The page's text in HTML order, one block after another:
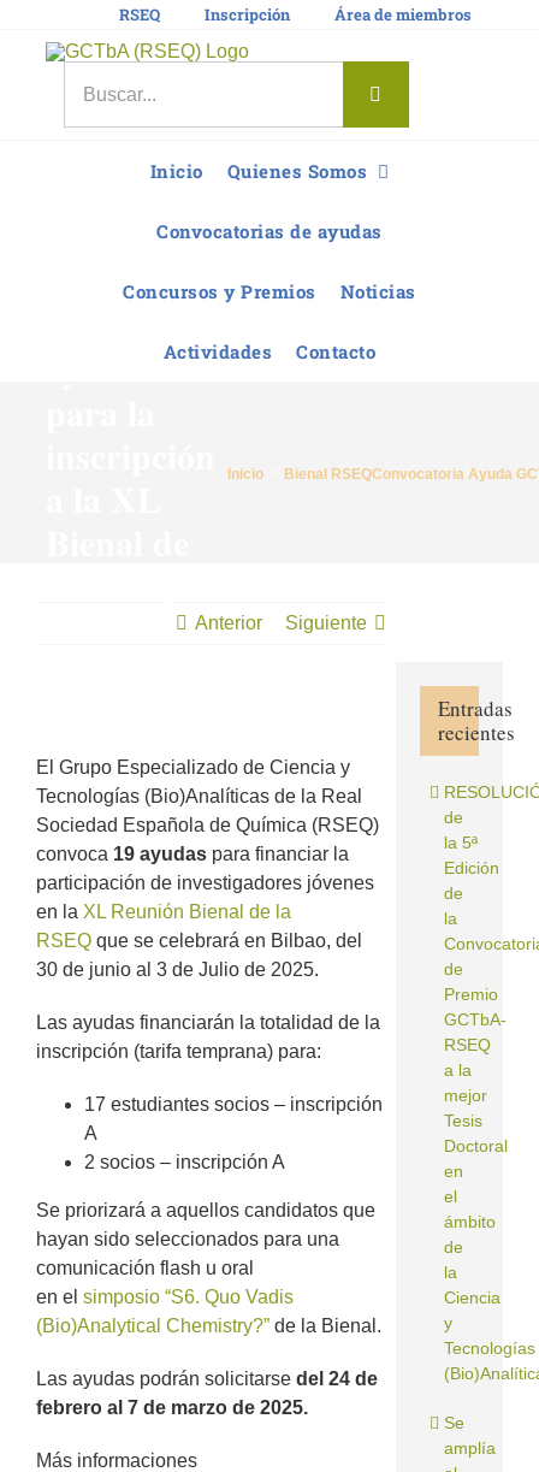
RSEQ Inscripción Área de miembros
Inicio Quienes Somos
Convocatorias de ayudas
Concursos y Premios Noticias
Actividades Contacto
El GCTbA
Inicio Bienal RSEQConvocatoria Ayuda
Anterior Siguiente
imagen
más
grande
El Grupo Especializado de Ciencia y
Tecnologías (Bio)Analíticas de la Real
Sociedad Española de Química (RSEQ)
convoca 19 ayudas para financiar la
participación de investigadores jóvenes
en la XL Reunión Bienal de la
RSEQ que se celebrará en Bilbao, del
30 de junio al 3 de Julio de 2025.
Las ayudas financiarán la totalidad de la
inscripción (tarifa temprana) para:
17 estudiantes socios – inscripción
A
2 socios – inscripción A
Se priorizará a aquellos candidatos que
hayan sido seleccionados para una
comunicación flash u oral
en el simposio “S6. Quo Vadis
(Bio)Analytical Chemistry?” de la Bienal.
Las ayudas podrán solicitarse del 24 de
febrero al 7 de marzo de 2025.
Más informaciones
Entradas
recientes
de
la 5ª
Edición
de
la
de
Premio
GCTbA‐
RSEQ
a la
mejor
Tesis
Doctoral
en
el
ámbito
de
la
Ciencia
y
Tecnologías
Se
amplía